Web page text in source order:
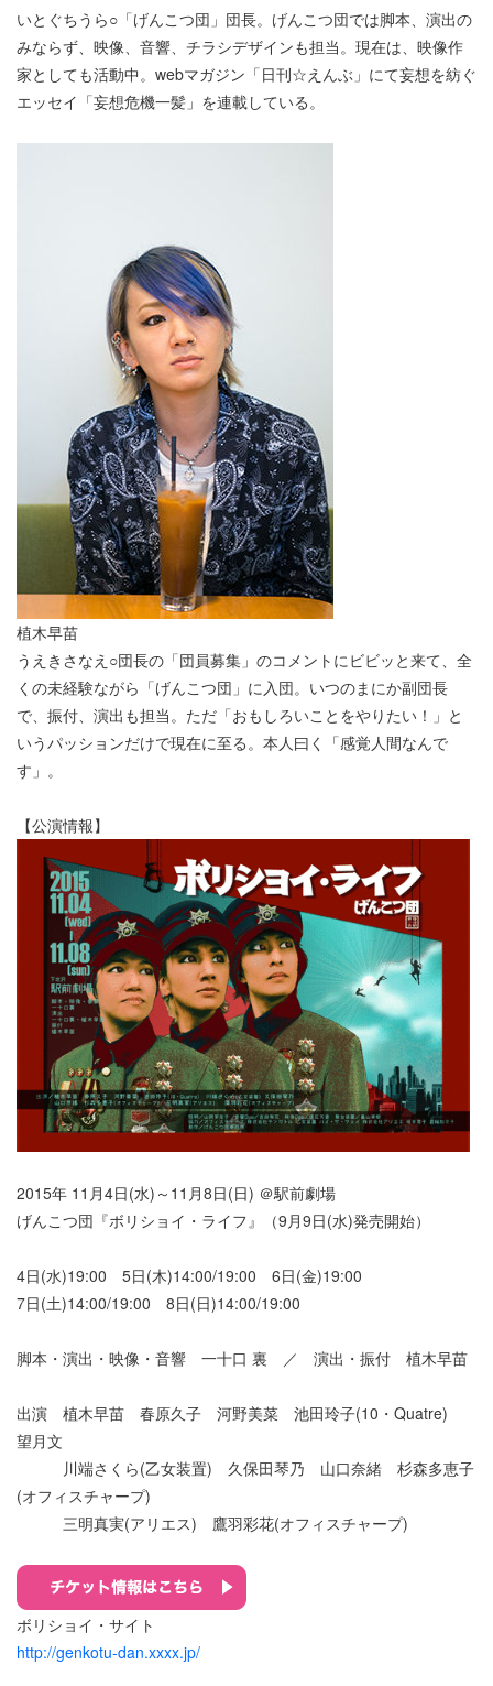
いとぐちうら○「げんこつ団」団長。げんこつ団では脚本、演出の
みならず、映像、音響、チラシデザインも担当。現在は、映像作
家としても活動中。webマガジン「日刊☆えんぶ」にて妄想を紡ぐ
エッセイ「妄想危機一髪」を連載している。
植木早苗
うえきさなえ○団長の「団員募集」のコメントにビビッと来て、全
くの未経験ながら「げんこつ団」に入団。いつのまにか副団長
で、振付、演出も担当。ただ「おもしろいことをやりたい！」と
いうパッションだけで現在に至る。本人曰く「感覚人間なんで
す」。
【公演情報】
2015年 11月4日(水)～11月8日(日) ＠駅前劇場
げんこつ団『ボリショイ・ライフ』（9月9日(水)発売開始）
4日(水)19:00 5日(木)14:00/19:00 6日(金)19:00
7日(土)14:00/19:00 8日(日)14:00/19:00
脚本・演出・映像・音響 一十口 裏 ／ 演出・振付 植木早苗
出演 植木早苗 春原久子 河野美菜 池田玲子(10・Quatre)
望月文
川端さくら(乙女装置) 久保田琴乃 山口奈緒 杉森多恵子
(オフィスチャープ)
三明真実(アリエス) 鷹羽彩花(オフィスチャープ)
ボリショイ・サイト
http://genkotu-dan.xxxx.jp/